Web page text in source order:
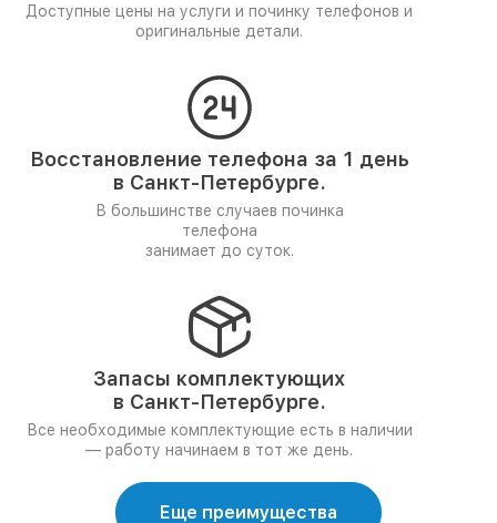
Доступные цены на услуги и починку телефонов и
оригинальные детали.
Восстановление телефона за 1 день
в Санкт-Петербурге.
В большинстве случаев починка
телефона
занимает до суток.
Запасы комплектующих
в Санкт-Петербурге.
Все необходимые комплектующие есть в наличии
— работу начинаем в тот же день.
Еще преимущества